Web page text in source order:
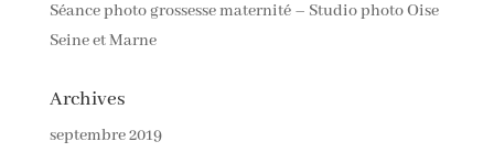
Séance photo grossesse maternité – Studio photo Oise
Seine et Marne
Archives
septembre 2019